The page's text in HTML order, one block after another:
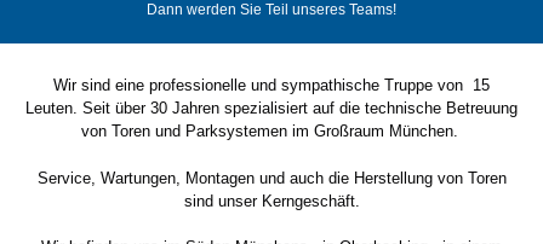
Dann werden Sie Teil unseres Teams!
Wir sind eine professionelle und sympathische Truppe von 15
Leuten. Seit über 30 Jahren spezialisiert auf die technische Betreuung
von Toren und Parksystemen im Großraum München.
Service, Wartungen, Montagen und auch die Herstellung von Toren
sind unser Kerngeschäft.